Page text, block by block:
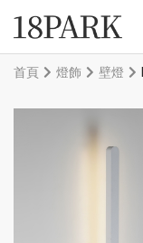
首頁 燈飾 壁燈